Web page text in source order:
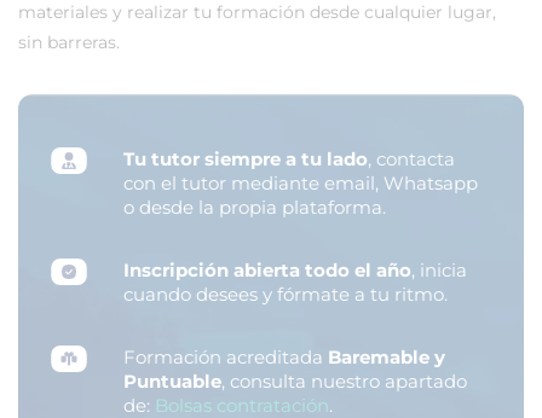
materiales y realizar tu formación desde cualquier lugar,
sin barreras.
Tu tutor siempre a tu lado, contacta
con el tutor mediante email, Whatsapp
o desde la propia plataforma.
Inscripción abierta todo el año, inicia
cuando desees y fórmate a tu ritmo.
Formación acreditada Baremable y
Puntuable, consulta nuestro apartado
de: Bolsas contratación.